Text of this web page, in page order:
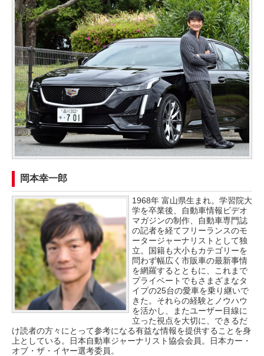
岡本幸一郎
1968年 富山県生まれ。学習院大
学を卒業後、自動車情報ビデオ
マガジンの制作、自動車専門誌
の記者を経てフリーランスのモ
ータージャーナリストとして独
立。国籍も大小もカテゴリーを
問わず幅広く市販車の最新事情
を網羅するとともに、これまで
プライベートでもさまざまなタ
イプの25台の愛車を乗り継いで
きた。それらの経験とノウハウ
を活かし、またユーザー目線に
立った視点を大切に、できるだ
け読者の方々にとって参考になる有益な情報を提供することを身
上としている。日本自動車ジャーナリスト協会会員。日本カー・
オブ・ザ・イヤー選考委員。